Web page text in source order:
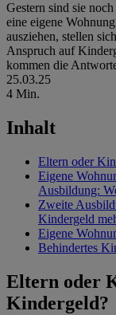
Gestern sind sie
eine eigene
ausziehen, stellen
Anspruch auf
kommen die
25.03.25
4 Min.
Inhalt
Eltern oder
Eigene
Ausbildung:
Zweite
Kindergeld
Eigene
Behindertes
Eltern oder
Kindergeld?